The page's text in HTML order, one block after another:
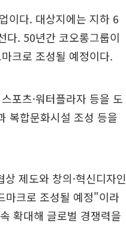
이다. 대상지에는 지하 6
다. 50년간 코오롱그룹이
크로 조성될 예정이다.
포츠·워터플라자 등을 도
복합문화시설 조성 등을
제도와 창의·혁신디자인
마크로 조성될 예정"이라
확대해 글로벌 경쟁력을